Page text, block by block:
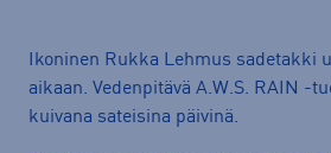
Ikoninen Rukka Lehmus sadetakki
aikaan. Vedenpitävä A.W.S. RAIN -
kuivana sateisina päivinä.